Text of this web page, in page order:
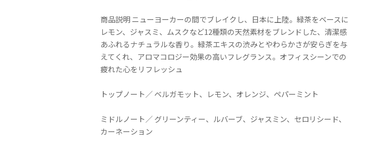
商品説明 ニューヨーカーの間でブレイクし、日本に上陸。緑茶をベースに
レモン、ジャスミ、ムスクなど12種類の天然素材をブレンドした、清潔感
あふれるナチュラルな香り。緑茶エキスの渋みとやわらかさが安らぎを与
えてくれ、アロマコロジー効果の高いフレグランス。オフィスシーンでの
疲れた心をリフレッシュ
トップノート／ ベルガモット、レモン、オレンジ、ペパーミント
ミドルノート／ グリーンティー、ルバーブ、ジャスミン、セロリシード、
カーネーション